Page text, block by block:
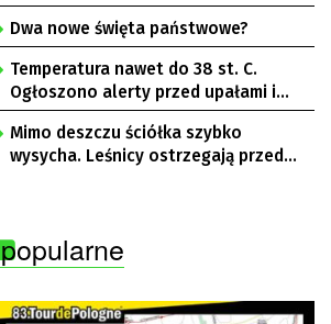
Powstają nowe ścieżki rowerowe
Dwa nowe święta państwowe?
Temperatura nawet do 38 st. C.
Ogłoszono alerty przed upałami i
burzami
Mimo deszczu ściółka szybko
wysycha. Leśnicy ostrzegają przed
popularne